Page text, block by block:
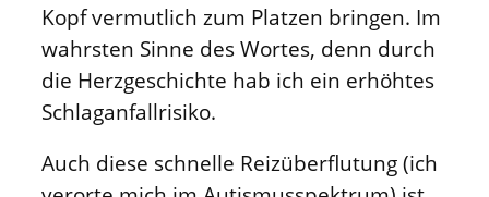
Kopf vermutlich zum Platzen bringen. Im
wahrsten Sinne des Wortes, denn durch
die Herzgeschichte hab ich ein erhöhtes
Schlaganfallrisiko.
Auch diese schnelle Reizüberflutung (ich